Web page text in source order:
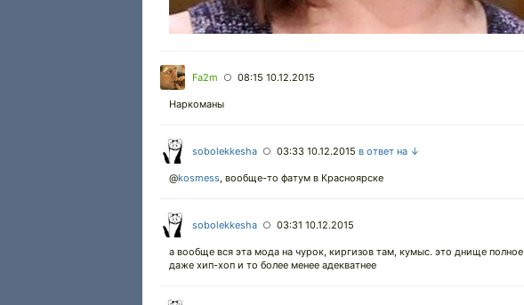
Fa2m ○ 08:15 10.12.2015
Наркоманы
sobolekkesha ○ 03:33 10.12.2015 в ответ на ↓
@kosmess, вообще-то фатум в Красноярске
sobolekkesha ○ 03:31 10.12.2015
а вообще вся эта мода на чурок, киргизов там, кумыс. это днище полное
даже хип-хоп и то более менее адекватнее